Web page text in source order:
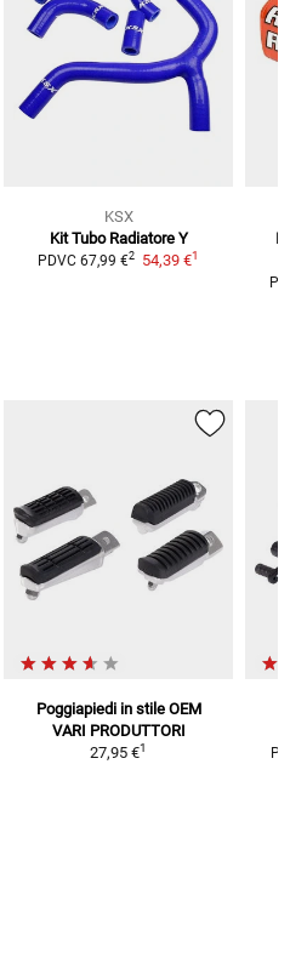
KSX
Kit Tubo Radiatore Y
PDVC 67,99 €2 54,39 €1
Poggiapiedi in stile OEM
VARI PRODUTTORI
27,95 €1